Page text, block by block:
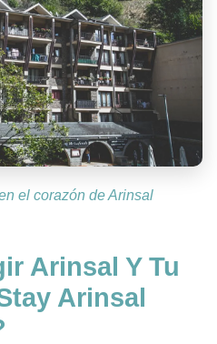
el corazón de Arinsal
Arinsal Y Tu
Arinsal